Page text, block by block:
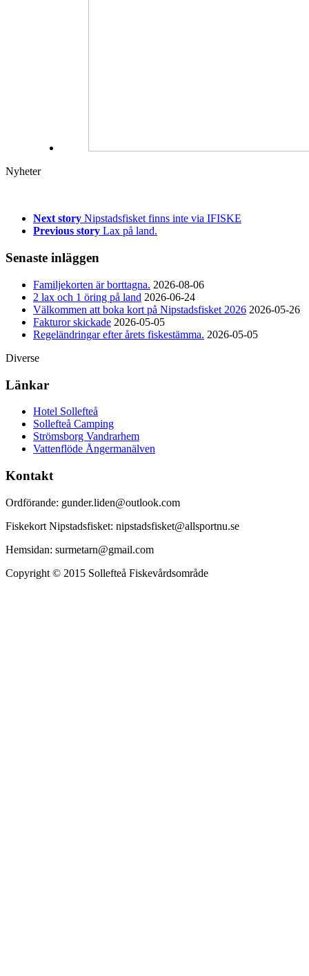
Nyheter
Next story Nipstadsfisket finns inte via IFISKE
Previous story Lax på land.
Senaste inläggen
Familjekorten är borttagna. 2026-08-06
2 lax och 1 öring på land 2026-06-24
Välkommen att boka kort på Nipstadsfisket 2026 2026-05-26
Fakturor skickade 2026-05-05
Regeländringar efter årets fiskestämma. 2026-05-05
Diverse
Länkar
Hotel Sollefteå
Sollefteå Camping
Strömsborg Vandrarhem
Vattenflöde Ångermanälven
Kontakt
Ordförande: gunder.liden@outlook.com
Fiskekort Nipstadsfisket: nipstadsfisket@allsportnu.se
Hemsidan: surmetarn@gmail.com
Copyright © 2015 Sollefteå Fiskevårdsområde